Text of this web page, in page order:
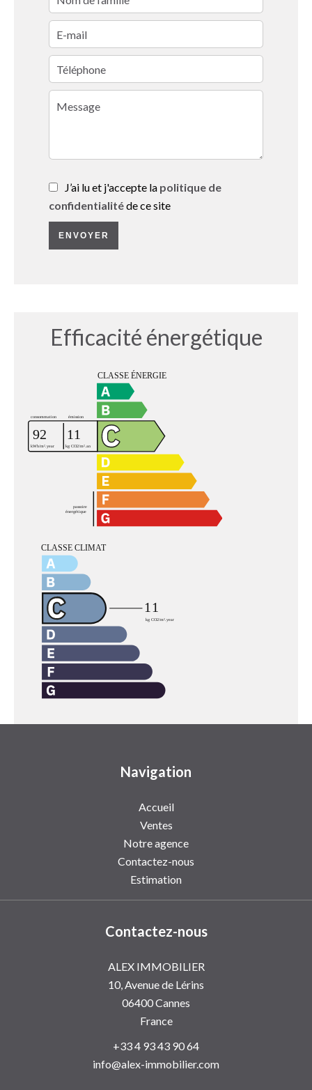
J’ai lu et j'accepte la politique de
confidentialitéde ce site
ENVOYER
Efficacité énergétique
Navigation
Accueil
Ventes
Notre agence
Contactez-nous
Estimation
Contactez-nous
ALEX IMMOBILIER
10, Avenue de Lérins
06400Cannes
France
+33 4 93 43 90 64
info@alex-immobilier.com